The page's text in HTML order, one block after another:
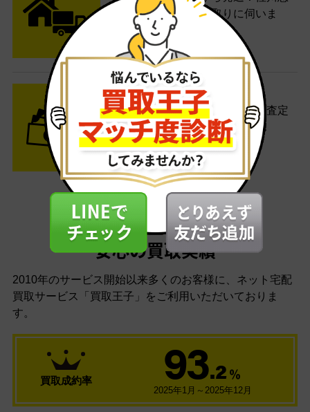
便がご自宅まで引き取りに伺いま
STEP3 ご入金
査定結果はメールでお知らせ。査定
結果がOKなら金額をお支払い！
安心の買取実績
2010年のサービス開始以来多くのお客様に、 ネット宅配
買取サービス「買取王子」をご利用いただいておりま
す。
買取成約率 93.2 ％
2025年1月～2025年12月